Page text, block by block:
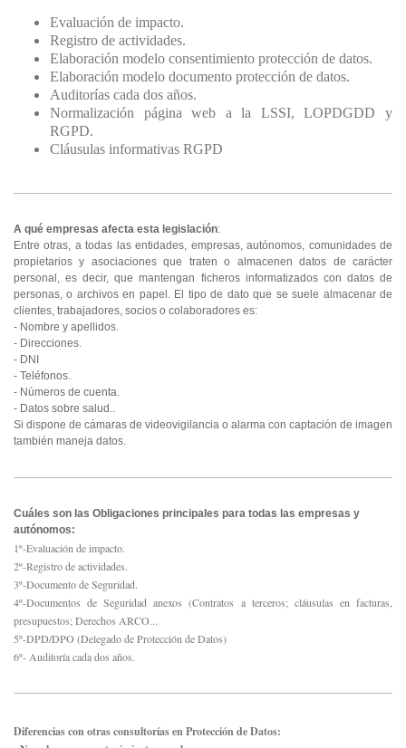
Evaluación de impacto.
Registro de actividades.
Elaboración modelo consentimiento protección de datos.
Elaboración modelo documento protección de datos.
Auditorías cada dos años.
Normalización página web a la LSSI, LOPDGDD y
RGPD.
Cláusulas informativas RGPD
A qué empresas afecta esta legislación:
Entre otras, a todas las entidades, empresas, autónomos, comunidades de
propietarios y asociaciones que traten o almacenen datos de carácter
personal, es decir, que mantengan ficheros informatizados con datos de
personas, o archivos en papel. El tipo de dato que se suele almacenar de
clientes, trabajadores, socios o colaboradores es:
- Nombre y apellidos.
- Direcciones.
- DNI
- Teléfonos.
- Números de cuenta.
- Datos sobre salud..
Si dispone de cámaras de videovigilancia o alarma con captación de imagen
también maneja datos.
Cuáles son las Obligaciones principales para todas las empresas y
autónomos:
1º-Evaluación de impacto.
2º-Registro de actividades.
3º-Documento de Seguridad.
4º-Documentos de Seguridad anexos (Contratos a terceros; cláusulas en facturas,
presupuestos; Derechos ARCO...
5º-DPD/DPO (Delegado de Protección de Datos)
6º- Auditoría cada dos años.
Diferencias con otras consultorías en Protección de Datos: